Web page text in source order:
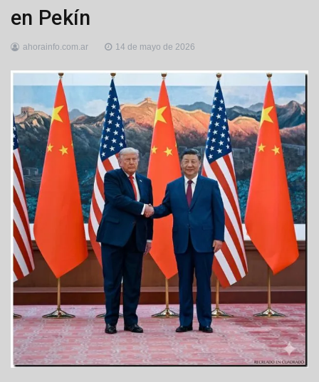
en Pekín
ahorainfo.com.ar 14 de mayo de 2026